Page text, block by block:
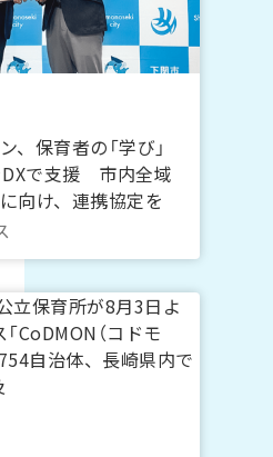
、保育者の「学び」
DXで支援 市内全域
向け、連携協定を